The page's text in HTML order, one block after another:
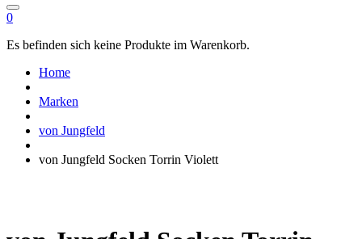
0
Es befinden sich keine Produkte im Warenkorb.
Home
Marken
von Jungfeld
von Jungfeld Socken Torrin Violett